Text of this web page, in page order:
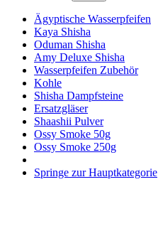
Ägyptische Wasserpfeifen
Kaya Shisha
Oduman Shisha
Amy Deluxe Shisha
Wasserpfeifen Zubehör
Kohle
Shisha Dampfsteine
Ersatzgläser
Shaashii Pulver
Ossy Smoke 50g
Ossy Smoke 250g
Springe zur Hauptkategorie